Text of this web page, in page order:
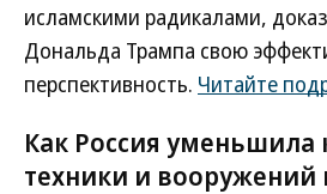
исламскими радикалами,
Дональда Трампа свою
перспективность. Читайте
Как Россия уменьшила
техники и вооружений